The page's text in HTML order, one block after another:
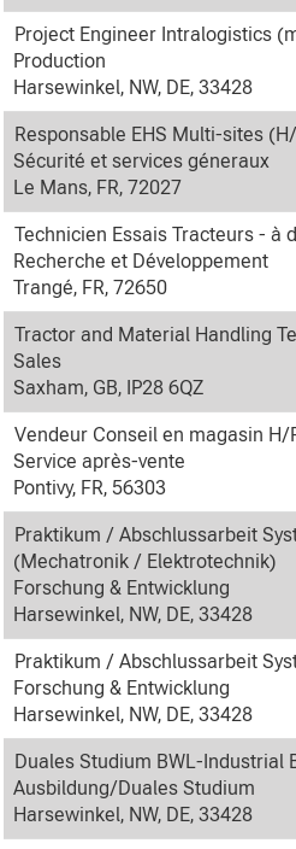
Project Engineer Intralogistics
Production
Harsewinkel, NW, DE, 33428
Responsable EHS Multi-sites
Sécurité et services géneraux
Le Mans, FR, 72027
Technicien Essais Tracteurs - à
Recherche et Développement
Trangé, FR, 72650
Tractor and Material Handling
Sales
Saxham, GB, IP28 6QZ
Vendeur Conseil en magasin H/
Service après-vente
Pontivy, FR, 56303
Praktikum / Abschlussarbeit
(Mechatronik / Elektrotechnik)
Forschung & Entwicklung
Harsewinkel, NW, DE, 33428
Praktikum / Abschlussarbeit
Forschung & Entwicklung
Harsewinkel, NW, DE, 33428
Duales Studium BWL-Industrial
Ausbildung/Duales Studium
Harsewinkel, NW, DE, 33428